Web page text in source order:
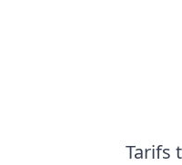
Tarifs